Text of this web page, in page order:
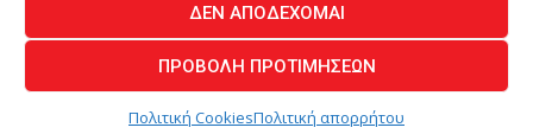
ΔΕΝ ΑΠΟΔΈΧΟΜΑΙ
ΠΡΟΒΟΛΉ ΠΡΟΤΙΜΉΣΕΩΝ
Πολιτική CookiesΠολιτική απορρήτου
ΕΠΙΚΟΙΝΩΝΙΑ
© 2026 - All Rights Reserved -Πολιτική Απορρήτου
Powered byBYTE A COOKIE